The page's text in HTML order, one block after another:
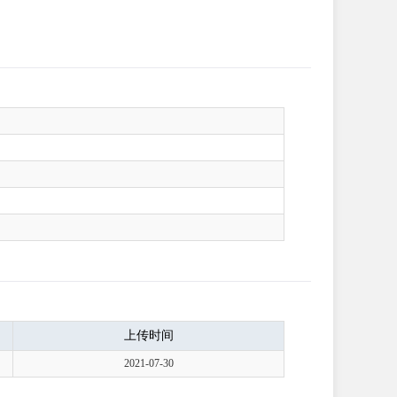
上传时间
2021-07-30